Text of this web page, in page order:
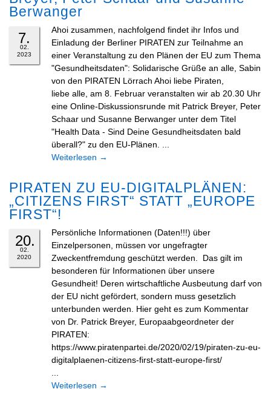
Berwanger
7.
02.
2023
Ahoi zusammen, nachfolgend findet ihr Infos und
Einladung der Berliner PIRATEN zur Teilnahme an
einer Veranstaltung zu den Plänen der EU zum Thema
"Gesundheitsdaten": Solidarische Grüße an alle, Sabin
von den PIRATEN Lörrach Ahoi liebe Piraten,
liebe alle, am 8. Februar veranstalten wir ab 20.30 Uhr
eine Online-Diskussionsrunde mit Patrick Breyer, Peter
Schaar und Susanne Berwanger unter dem Titel
"Health Data - Sind Deine Gesundheitsdaten bald
überall?" zu den EU-Plänen. ...
Weiterlesen →
PIRATEN ZU EU-DIGITALPLÄNEN:
„CITIZENS FIRST“ STATT „EUROPE
FIRST“!
20.
02.
2020
Persönliche Informationen (Daten!!!) über
Einzelpersonen, müssen vor ungefragter
Zweckentfremdung geschützt werden. Das gilt im
besonderen für Informationen über unsere
Gesundheit! Deren wirtschaftliche Ausbeutung darf von
der EU nicht gefördert, sondern muss gesetzlich
unterbunden werden. Hier geht es zum Kommentar
von Dr. Patrick Breyer, Europaabgeordneter der
PIRATEN:
https://www.piratenpartei.de/2020/02/19/piraten-zu-eu-
digitalplaenen-citizens-first-statt-europe-first/
Weiterlesen →